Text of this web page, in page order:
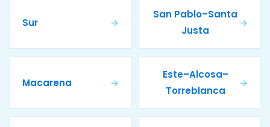
Sur →
San Pablo–Santa
Justa
→
Macarena →
Este–Alcosa–
Torreblanca
→